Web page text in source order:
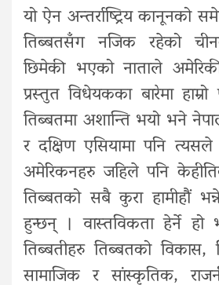
यो ऐन अन्तर्राष्ट्रिय कानूनको
तिब्बतसँग नजिक रहेको
छिमेकी भएको नाताले
प्रस्तुत विधेयकका बारेमा
तिब्बतमा अशान्ति भयो भने
र दक्षिण एसियामा पनि
अमेरिकनहरु जहिले पनि
तिब्बतको सबै कुरा हामीहौं
हुन्छन् । वास्तविकता हेर्ने
तिब्बतीहरु तिब्बतको विकास,
सामाजिक र सांस्कृतिक,